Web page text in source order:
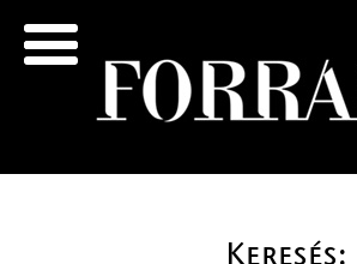
Keresés: